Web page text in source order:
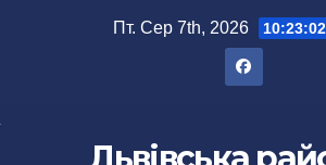
Пт. Сер 7th, 2026